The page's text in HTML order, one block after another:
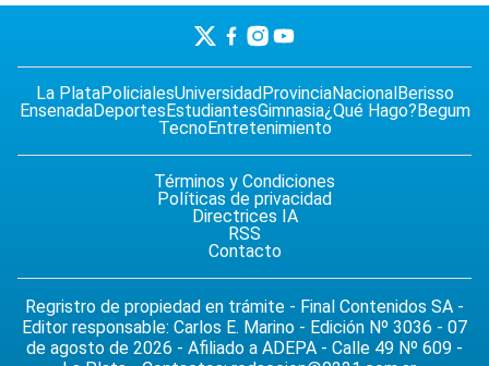
La PlataPolicialesUniversidadProvinciaNacionalBerisso
EnsenadaDeportesEstudiantesGimnasia¿Qué Hago?Begum
TecnoEntretenimiento
Términos y Condiciones
Políticas de privacidad
Directrices IA
RSS
Contacto
Regristro de propiedad en trámite - Final Contenidos SA -
Editor responsable: Carlos E. Marino - Edición Nº 3036 - 07
de agosto de 2026 - Afiliado a ADEPA - Calle 49 Nº 609 -